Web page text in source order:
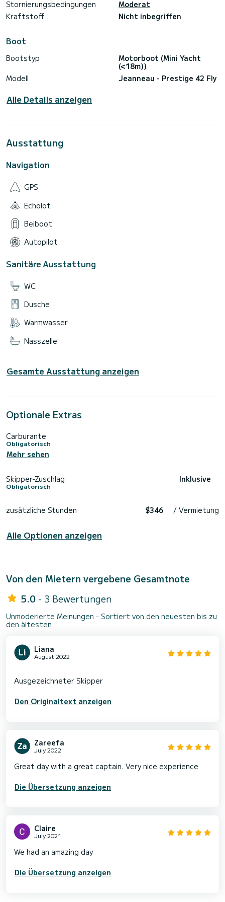
Stornierungsbedingungen
Moderat
Kraftstoff
Nicht inbegriffen
Boot
Bootstyp
Motorboot (Mini Yacht
(<18m))
Modell
Jeanneau - Prestige 42 Fly
Alle Details anzeigen
Ausstattung
Navigation
GPS
Echolot
Beiboot
Autopilot
Sanitäre Ausstattung
WC
Dusche
Warmwasser
Nasszelle
Gesamte Ausstattung anzeigen
Optionale Extras
Carburante
Obligatorisch
Mehr sehen
Skipper-Zuschlag
Obligatorisch
Inklusive
zusätzliche Stunden $346 / Vermietung
Alle Optionen anzeigen
Von den Mietern vergebene Gesamtnote
5.0 - 3 Bewertungen
Unmoderierte Meinungen - Sortiert von den neuesten bis zu
den ältesten
Liana
August 2022
Den Originaltext anzeigen
Zareefa
July 2022
Great day with a great captain. Very nice experience
Die Übersetzung anzeigen
Claire
July 2021
We had an amazing day
Die Übersetzung anzeigen